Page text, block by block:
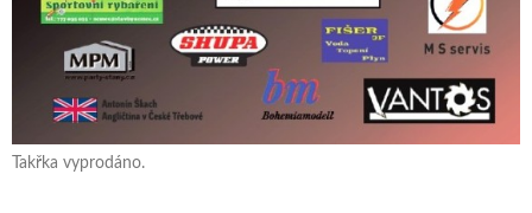
Takřka vyprodáno.